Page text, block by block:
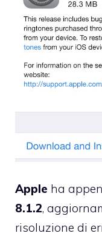
Apple ha
8.1.2,
risoluzione di